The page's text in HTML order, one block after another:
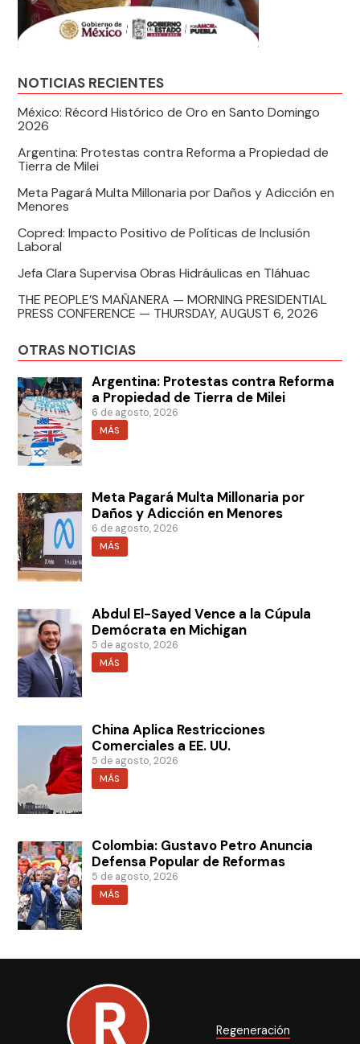
NOTICIAS RECIENTES
México: Récord Histórico de Oro en Santo Domingo
2026
Argentina: Protestas contra Reforma a Propiedad de
Tierra de Milei
Meta Pagará Multa Millonaria por Daños y Adicción en
Menores
Copred: Impacto Positivo de Políticas de Inclusión
Laboral
Jefa Clara Supervisa Obras Hidráulicas en Tláhuac
THE PEOPLE’S MAÑANERA — MORNING PRESIDENTIAL
PRESS CONFERENCE — THURSDAY, AUGUST 6, 2026
OTRAS NOTICIAS
Argentina: Protestas contra Reforma
a Propiedad de Tierra de Milei
6 de agosto, 2026
MÁS
Meta Pagará Multa Millonaria por
Daños y Adicción en Menores
6 de agosto, 2026
MÁS
Abdul El-Sayed Vence a la Cúpula
Demócrata en Michigan
5 de agosto, 2026
MÁS
China Aplica Restricciones
Comerciales a EE. UU.
5 de agosto, 2026
MÁS
Colombia: Gustavo Petro Anuncia
Defensa Popular de Reformas
5 de agosto, 2026
MÁS
Regeneración